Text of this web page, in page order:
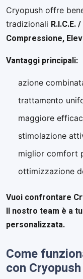
Cryopush offre
tradizionali R.I.C.E.
Compressione,
Vantaggi principali:
azione
trattamento
maggiore
stimolazione
miglior comfort
ottimizzazione
Vuoi confrontare
Il nostro team è a
personalizzata.
Come
con Cryopush